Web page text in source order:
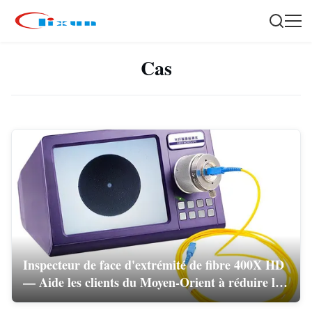
Cas
Inspecteur de face d'extrémité de fibre 400X HD
— Aide les clients du Moyen-Orient à réduire les
plaintes après-vente de 80 %